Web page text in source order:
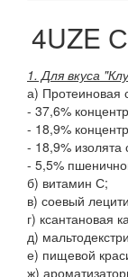
4UZE
1. Для вкуса
а) Протеиновая
- 37,6%
- 18,9%
- 18,9% изолята
- 5,5%
б) витамин С;
в) соевый
г) ксантановая
д)
е) пищевой
ж)